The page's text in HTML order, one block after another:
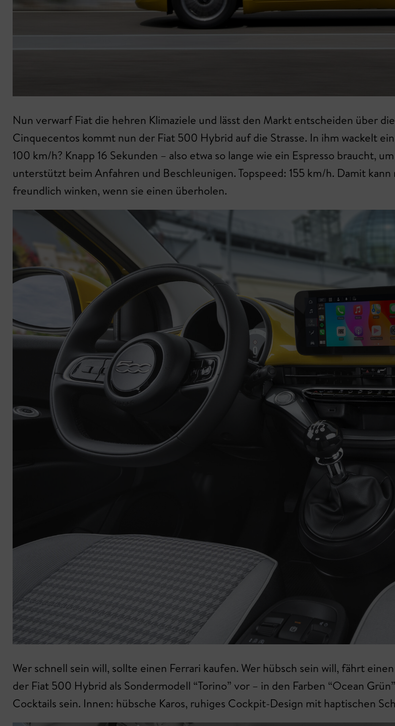
Nun verwarf Fiat die hehren Klimaziele und lässt den Markt entscheiden über
Cinquecentos kommt nun der Fiat 500 Hybrid auf die Strasse. In ihm wackelt
100 km/h? Knapp 16 Sekunden – also etwa so lange wie ein Espresso braucht,
unterstützt beim Anfahren und Beschleunigen. Topspeed: 155 km/h. Damit
freundlich winken, wenn sie einen überholen.
Wer schnell sein will, sollte einen Ferrari kaufen. Wer hübsch sein will, fährt
der Fiat 500 Hybrid als Sondermodell “Torino” vor – in den Farben “Ocean
Cocktails sein. Innen: hübsche Karos, ruhiges Cockpit-Design mit haptischen